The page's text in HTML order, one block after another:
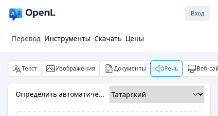
Вход
Перевод Инструменты Скачать Цены
Текст Изображения Документы Речь Веб-
Определить автоматически